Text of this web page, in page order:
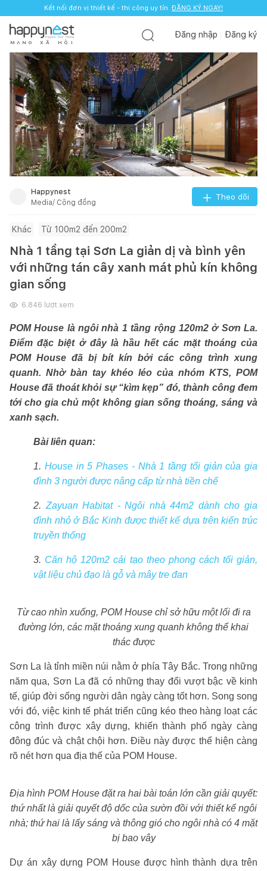
Kết nối đơn vị thiết kế - thi công uy tín. ĐĂNG KÝ NGAY!
M Ạ N G X Ã H Ộ I
Đăng nhập Đăng ký
Happynest
Media/ Cộng đồng
Theo dõi
Khác Từ 100m2 đến 200m2
Nhà 1 tầng tại Sơn La giản dị và bình yên
với những tán cây xanh mát phủ kín không
gian sống
6.846 lượt xem
POM House là ngôi nhà 1 tầng rộng 120m2 ở Sơn La.
Điểm đặc biệt ở đây là hầu hết các mặt thoáng của
POM House đã bị bít kín bởi các công trình xung
quanh. Nhờ bàn tay khéo léo của nhóm KTS, POM
House đã thoát khỏi sự “kìm kẹp” đó, thành công đem
tới cho gia chủ một không gian sống thoáng, sáng và
xanh sạch.
Bài liên quan:
1. House in 5 Phases - Nhà 1 tầng tối giản của gia
đình 3 người được nâng cấp từ nhà tiền chế
2. Zayuan Habitat - Ngôi nhà 44m2 dành cho gia
đình nhỏ ở Bắc Kinh được thiết kế dựa trên kiến trúc
truyền thống
3. Căn hộ 120m2 cải tạo theo phong cách tối giản,
vật liệu chủ đạo là gỗ và mây tre đan
Từ cao nhìn xuống, POM House chỉ sở hữu một lối đi ra
đường lớn, các mặt thoáng xung quanh không thể khai
thác được
Sơn La là tỉnh miền núi nằm ở phía Tây Bắc. Trong những
năm qua, Sơn La đã có những thay đổi vượt bậc về kinh
tế, giúp đời sống người dân ngày càng tốt hơn. Song song
với đó, việc kinh tế phát triển cũng kéo theo hàng loạt các
công trình được xây dựng, khiến thành phố ngày càng
đông đúc và chật chội hơn. Điều này được thể hiện càng
rõ nét hơn qua địa thế của POM House.
Địa hình POM House đặt ra hai bài toán lớn cần giải quyết:
thứ nhất là giải quyết độ dốc của sườn đồi với thiết kế ngôi
nhà; thứ hai là lấy sáng và thông gió cho ngôi nhà có 4 mặt
bị bao vây
Dự án xây dựng POM House được hình thành dựa trên